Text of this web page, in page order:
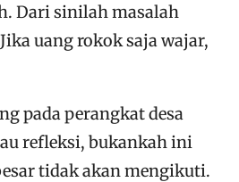
Dari sinilah masalah
uang rokok saja wajar,
pada perangkat desa
refleksi, bukankah ini
tidak akan mengikuti.